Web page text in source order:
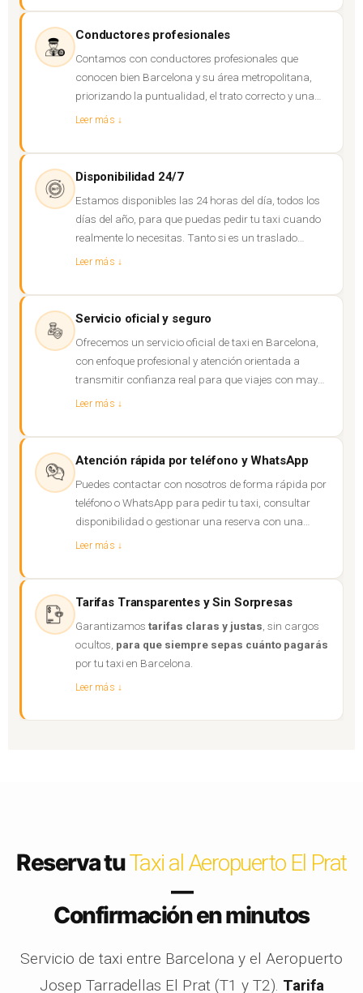
Conductores profesionales
Contamos con conductores profesionales que
conocen bien Barcelona y su área metropolitana,
priorizando la puntualidad, el trato correcto y una
atención orientada a que cada trayecto sea más
Leer más ↓
Disponibilidad 24/7
Estamos disponibles las 24 horas del día, todos los
días del año, para que puedas pedir tu taxi cuando
realmente lo necesitas. Tanto si es un traslado
inmediato como una reserva programada, te
Leer más ↓
Servicio oficial y seguro
Ofrecemos un servicio oficial de taxi en Barcelona,
con enfoque profesional y atención orientada a
transmitir confianza real para que viajes con mayor
tranquilidad en cada desplazamiento.
Leer más ↓
Atención rápida por teléfono y WhatsApp
Puedes contactar con nosotros de forma rápida por
teléfono o WhatsApp para pedir tu taxi, consultar
disponibilidad o gestionar una reserva con una
atención clara, directa y ágil.
Leer más ↓
Tarifas Transparentes y Sin Sorpresas
Garantizamos tarifas claras y justas, sin cargos
ocultos, para que siempre sepas cuánto pagarás
por tu taxi en Barcelona.
Leer más ↓
Reserva tuTaxi al Aeropuerto El Prat
—
Confirmación en minutos
Servicio de taxi entre Barcelona y el Aeropuerto
Josep Tarradellas El Prat (T1 y T2). Tarifa